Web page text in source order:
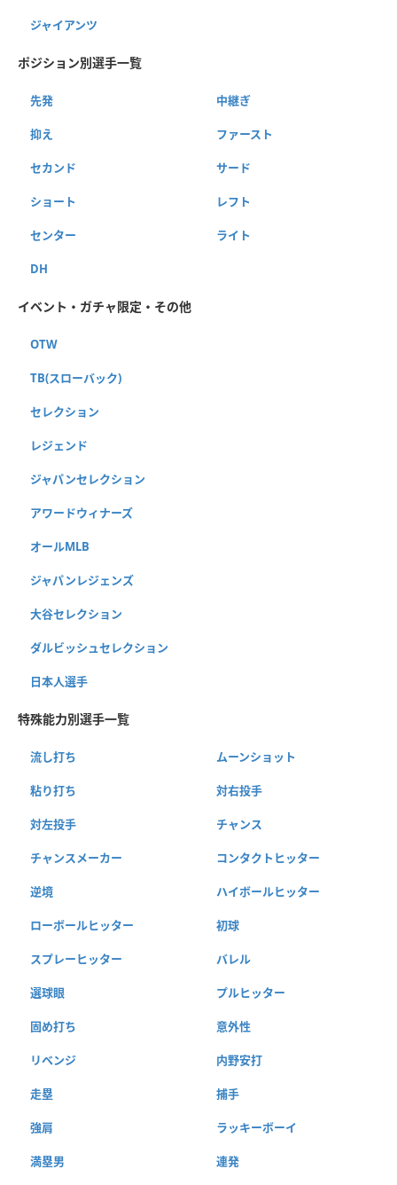
ジャイアンツ
ポジション別選手一覧
先発 中継ぎ
抑え ファースト
セカンド サード
ショート レフト
センター ライト
DH
イベント・ガチャ限定・その他
OTW
TB(スローバック)
セレクション
レジェンド
ジャパンセレクション
アワードウィナーズ
オールMLB
ジャパンレジェンズ
大谷セレクション
ダルビッシュセレクション
日本人選手
特殊能力別選手一覧
流し打ち ムーンショット
粘り打ち 対右投手
対左投手 チャンス
チャンスメーカー コンタクトヒッター
逆境 ハイボールヒッター
ローボールヒッター 初球
スプレーヒッター バレル
選球眼 プルヒッター
固め打ち 意外性
リベンジ 内野安打
走塁 捕手
強肩 ラッキーボーイ
満塁男 連発